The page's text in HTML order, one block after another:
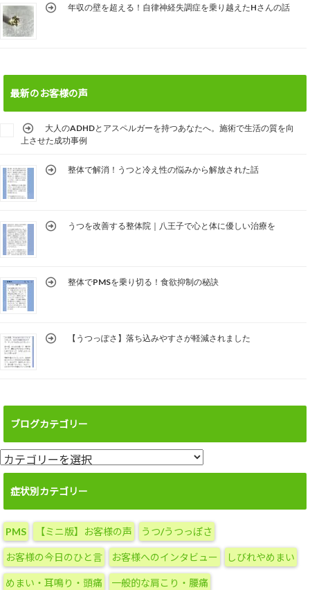
年収の壁を超える！自律神経失調症を乗り越えたHさんの話
最新のお客様の声
大人のADHDとアスペルガーを持つあなたへ。施術で生活の質を向
上させた成功事例
整体で解消！うつと冷え性の悩みから解放された話
うつを改善する整体院｜八王子で心と体に優しい治療を
整体でPMSを乗り切る！食欲抑制の秘訣
【うつっぽさ】落ち込みやすさが軽減されました
ブログカテゴリー
ブ
ロ
カ
テ
ゴ
リ
ー
症状別カテゴリー
PMS 【ミニ版】お客様の声 うつ/うつっぽさ
お客様の今日のひと言 お客様へのインタビュー しびれやめまい
めまい・耳鳴り・頭痛 一般的な肩こり・腰痛